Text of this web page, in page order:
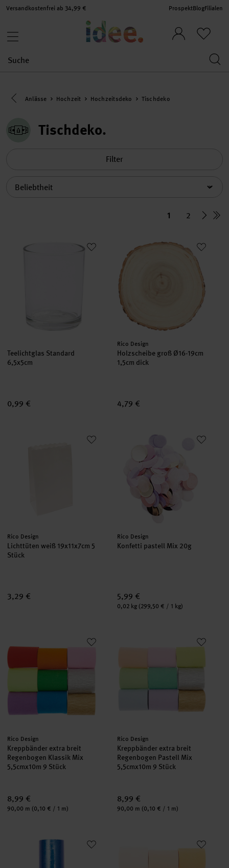
Versandkostenfrei ab 34,99 € ProspektBlogFilialen
Eine Kategorie zurück navigieren
Anlässe Hochzeit Hochzeitsdeko Tischdeko
Tischdeko
Filter
1 2
Teelichtglas Standard 6,5x5cm
Teelichtglas Standard
6,5x5cm
0,99 €
Holzscheibe groß Ø16-19cm
Hersteller:
Rico Design
Holzscheibe groß Ø16-19cm
1,5cm dick
4,79 €
Lichttüten weiß 19x11x7cm 5 Stück
Hersteller:
Rico Design
Lichttüten weiß 19x11x7cm 5
Stück
3,29 €
Konfetti pastell Mix 20g
Hersteller:
Rico Design
Konfetti pastell Mix 20g
5,99 €
Inhalt:
0,02 kg (299,50 € / 1 kg)
Kreppbänder extra breit Regenbogen Klassik Mix
Hersteller:
Rico Design
Kreppbänder extra breit
Regenbogen Klassik Mix
5,5cmx10m 9 Stück
8,99 €
Inhalt:
90,00 m (0,10 € / 1 m)
Kreppbänder extra breit
Hersteller:
Rico Design
Kreppbänder extra breit
Regenbogen Pastell Mix
5,5cmx10m 9 Stück
8,99 €
Inhalt:
90,00 m (0,10 € / 1 m)
Luftschlangen 3,8m Kreppbänder extra breit Blüten